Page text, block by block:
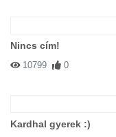
Nincs cím!
10799 0
Kardhal gyerek :)